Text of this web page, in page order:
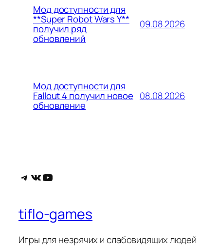
Мод доступности для
**Super Robot Wars Y**
получил ряд
обновлений
09.08.2026
Мод доступности для
Fallout 4 получил новое
обновление
08.08.2026
Telegram
ВКонтакте
YouTube
tiflo-games
Игры для незрячих и слабовидящих людей